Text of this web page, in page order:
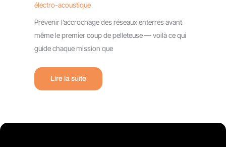
électro-acoustique
Prévenir l’accrochage des réseaux enterrés avant
même le premier coup de pelleteuse — voilà ce qui
guide chaque mission que
Lire la suite